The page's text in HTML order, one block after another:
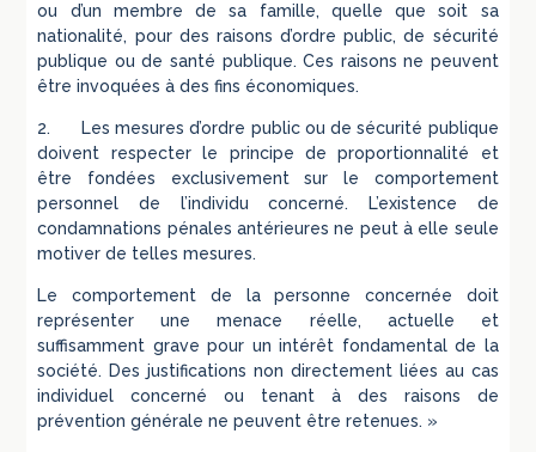
ou d’un membre de sa famille, quelle que soit sa
nationalité, pour des raisons d’ordre public, de sécurité
publique ou de santé publique. Ces raisons ne peuvent
être invoquées à des fins économiques.
2. Les mesures d’ordre public ou de sécurité publique
doivent respecter le principe de proportionnalité et
être fondées exclusivement sur le comportement
personnel de l’individu concerné. L’existence de
condamnations pénales antérieures ne peut à elle seule
motiver de telles mesures.
Le comportement de la personne concernée doit
représenter une menace réelle, actuelle et
suffisamment grave pour un intérêt fondamental de la
société. Des justifications non directement liées au cas
individuel concerné ou tenant à des raisons de
prévention générale ne peuvent être retenues. »